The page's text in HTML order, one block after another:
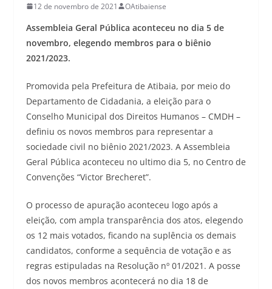
12 de novembro de 2021 OAtibaiense
Assembleia Geral Pública aconteceu no dia 5 de
novembro, elegendo membros para o biênio
2021/2023.
Promovida pela Prefeitura de Atibaia, por meio do
Departamento de Cidadania, a eleição para o
Conselho Municipal dos Direitos Humanos – CMDH –
definiu os novos membros para representar a
sociedade civil no biênio 2021/2023. A Assembleia
Geral Pública aconteceu no ultimo dia 5, no Centro de
Convenções “Victor Brecheret”.
O processo de apuração aconteceu logo após a
eleição, com ampla transparência dos atos, elegendo
os 12 mais votados, ficando na suplência os demais
candidatos, conforme a sequência de votação e as
regras estipuladas na Resolução nº 01/2021. A posse
dos novos membros acontecerá no dia 18 de